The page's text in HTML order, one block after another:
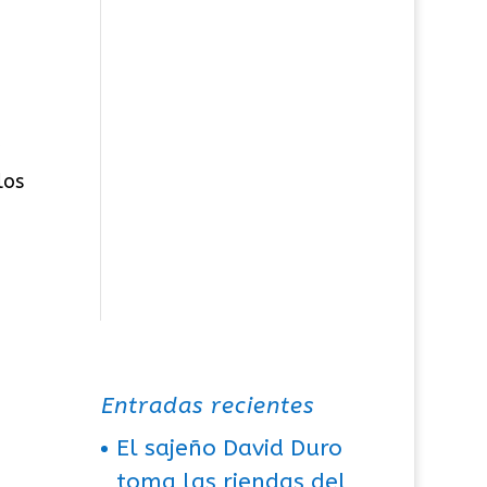
Entradas recientes
El sajeño David Duro